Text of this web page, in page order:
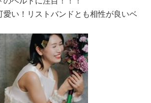
愛い！リストバンドとも相性が良いベ